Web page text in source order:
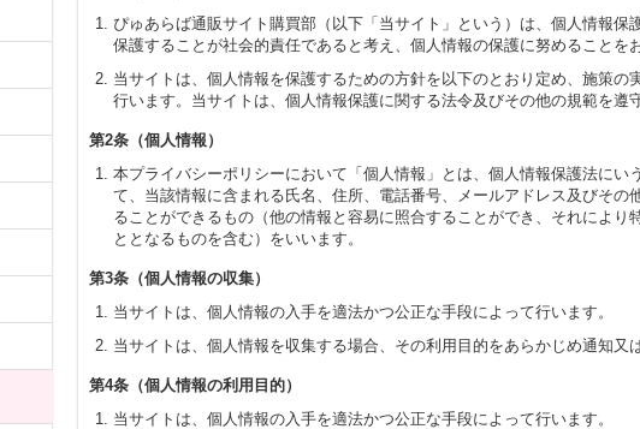
ぴゅあらば通販サイト購買部（以下「当サイト」という）は、個人情報保
保護することが社会的責任であると考え、個人情報の保護に努めることを
当サイトは、個人情報を保護するための方針を以下のとおり定め、施策の
行います。当サイトは、個人情報保護に関する法令及びその他の規範を遵
第2条（個人情報）
本プライバシーポリシーにおいて「個人情報」とは、個人情報保護法にい
て、当該情報に含まれる氏名、住所、電話番号、メールアドレス及びその
ることができるもの（他の情報と容易に照合することができ、それにより
ととなるものを含む）をいいます。
第3条（個人情報の収集）
当サイトは、個人情報の入手を適法かつ公正な手段によって行います。
当サイトは、個人情報を収集する場合、その利用目的をあらかじめ通知又
第4条（個人情報の利用目的）
当サイトは、個人情報の入手を適法かつ公正な手段によって行います。